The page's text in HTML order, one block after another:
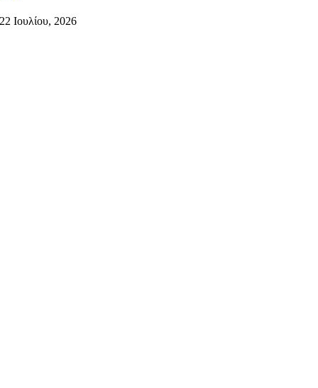
22 Ιουλίου, 2026